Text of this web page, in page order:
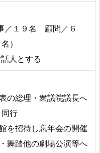
／１９名 顧問／６
）
人とする
の総理・衆議院議長へ
行
招待し忘年会の開催
舞踏他の劇場公演等へ